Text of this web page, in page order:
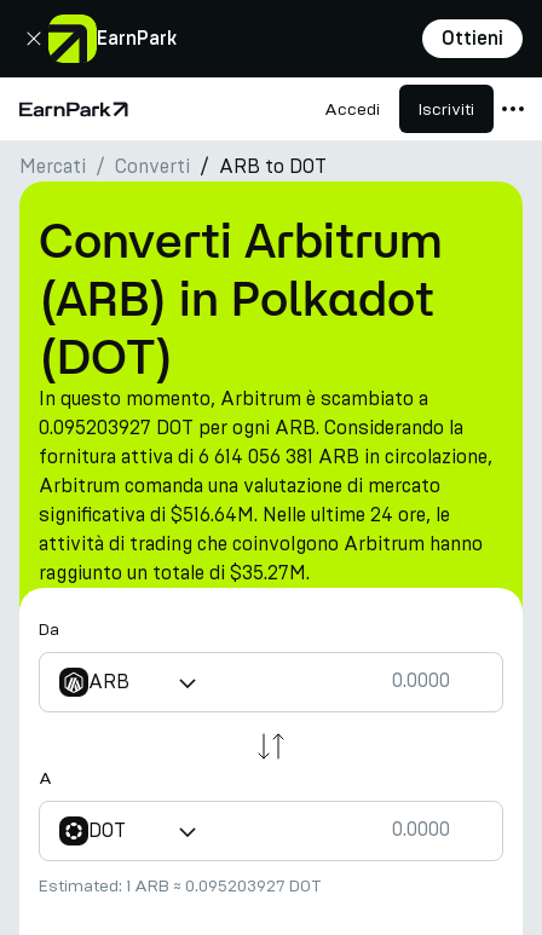
EarnPark Ottieni
Chiudi
Pagina principale Accedi Iscriviti
Prodotti
Mercati
Calcolatori
PARK Token
Risorse
Azienda
Mercati Converti ARB to DOT
Converti Arbitrum
(ARB) in Polkadot
(DOT)
In questo momento, Arbitrum è scambiato a
0.095203927 DOT per ogni ARB. Considerando la
fornitura attiva di 6 614 056 381 ARB in circolazione,
Arbitrum comanda una valutazione di mercato
significativa di $516.64M. Nelle ultime 24 ore, le
attività di trading che coinvolgono Arbitrum hanno
raggiunto un totale di $35.27M.
Da
ARB
A
DOT
Estimated: 1 ARB ≈ 0.095203927 DOT